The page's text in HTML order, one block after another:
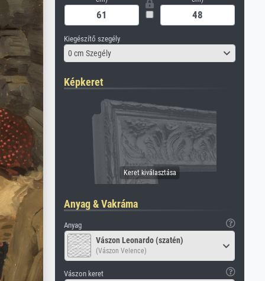
Kiegészítő szegély
0 cm Szegély
Képkeret
Anyag & Vakráma
Anyag
Vászon Leonardo (szatén)
(Vászon Velence)
Vászon keret